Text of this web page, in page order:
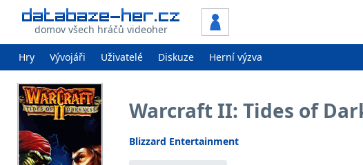
domov všech hráčů videoher
Hry Vývojáři Uživatelé Diskuze Herní výzva
Warcraft II: Tides of
Blizzard Entertainment